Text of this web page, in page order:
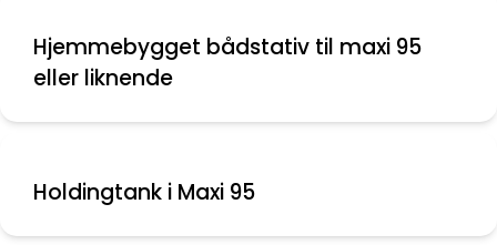
Hjemmebygget bådstativ til maxi 95
eller liknende
Holdingtank i Maxi 95